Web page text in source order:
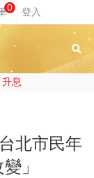
0
升息
北市民年
」